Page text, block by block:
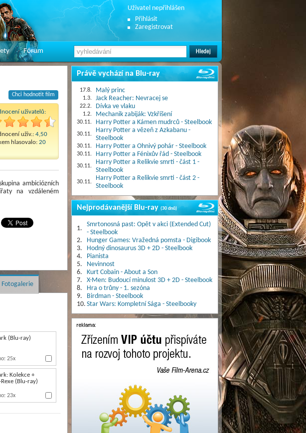
Uživatel nepřihlášen
Přihlásit
Zaregistrovat
Fórum
Chci hodnotit film
uživatelů:
uživ.: 4,50
hlasovalo: 20
ambiciózních
na vzdáleném
Fotogalerie
(Blu-ray)
25x
Kolekce +
(Blu-ray)
23x
Právě vychází na Blu-ray
17.8. Malý princ
1.3. Jack Reacher: Nevracej se
22.2. Dívka ve vlaku
1.2. Mechanik zabiják: Vzkříšení
30.11. Harry Potter a Kámen mudrců - Steelbook
30.11.
Harry Potter a vězeň z Azkabanu -
Steelbook
30.11. Harry Potter a Ohnivý pohár - Steelbook
30.11. Harry Potter a Fénixův řád - Steelbook
30.11.
Harry Potter a Relikvie smrti - část 1 -
Steelbook
30.11.
Harry Potter a Relikvie smrti - část 2 -
Steelbook
Nejprodávanější Blu-ray(30 dnů)
1.
Smrtonosná past: Opět v akci (Extended Cut)
- Steelbook
2.
Hunger Games: Vražedná pomsta - Digibook
3.
Hodný dinosaurus 3D + 2D - Steelbook
4.
Pianista
5.
Nevinnost
6.
Kurt Cobain - About a Son
7.
X-Men: Budoucí minulost 3D + 2D - Steelbook
8.
Hra o trůny - 1. sezóna
9.
Birdman - Steelbook
10. Star Wars: Kompletní Sága - Steelbooky